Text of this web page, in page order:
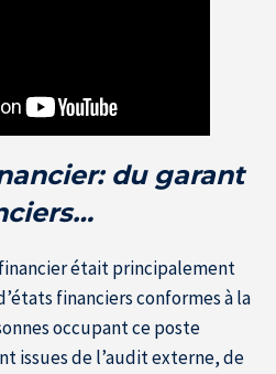
du garant
était principalement
financiers conformes à la
occupant ce poste
issues de l’audit externe, de